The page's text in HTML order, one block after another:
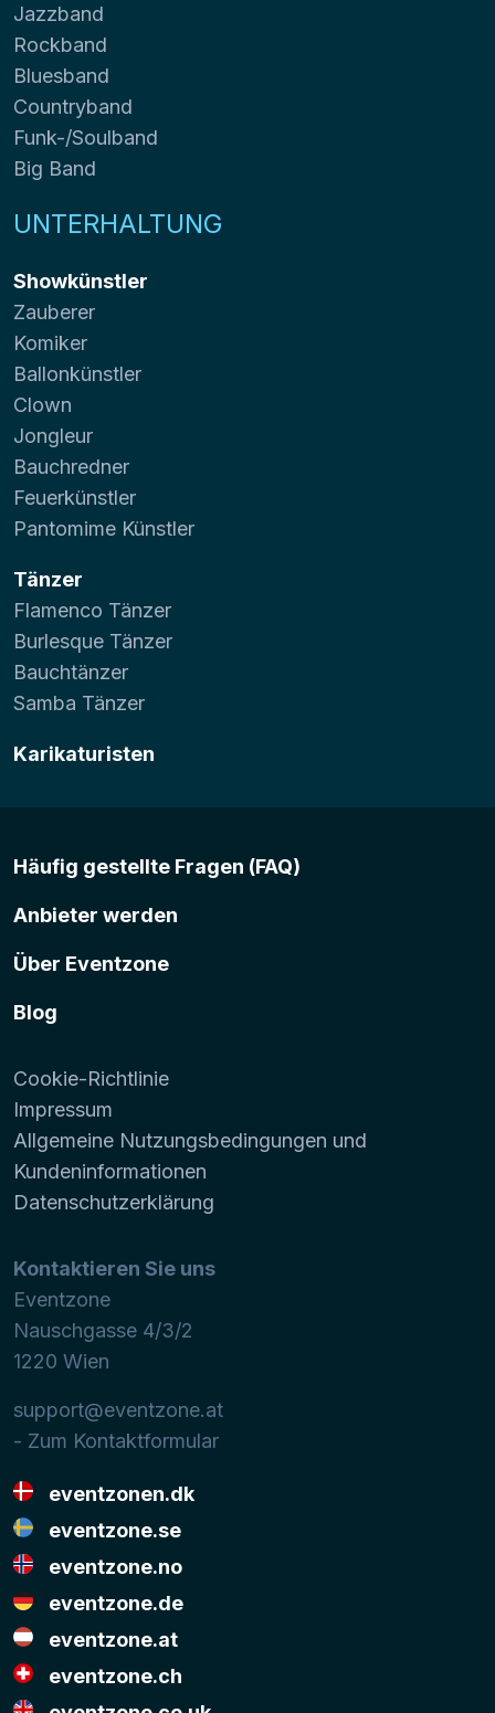
Jazzband
Rockband
Bluesband
Countryband
Funk-/Soulband
Big Band
UNTERHALTUNG
Showkünstler
Zauberer
Komiker
Ballonkünstler
Clown
Jongleur
Bauchredner
Feuerkünstler
Pantomime Künstler
Tänzer
Flamenco Tänzer
Burlesque Tänzer
Bauchtänzer
Samba Tänzer
Karikaturisten
Häufig gestellte Fragen (FAQ)
Anbieter werden
Über Eventzone
Blog
Cookie-Richtlinie
Impressum
Allgemeine Nutzungsbedingungen und
Kundeninformationen
Datenschutzerklärung
Kontaktieren Sie uns
Eventzone
Nauschgasse 4/3/2
1220 Wien
support@eventzone.at
- Zum Kontaktformular
eventzonen.dk
eventzone.se
eventzone.no
eventzone.de
eventzone.at
eventzone.ch